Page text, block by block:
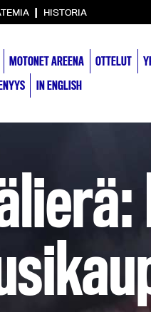
| HISTORIA
MOTONET AREENA OTTELUT
IN ENGLISH